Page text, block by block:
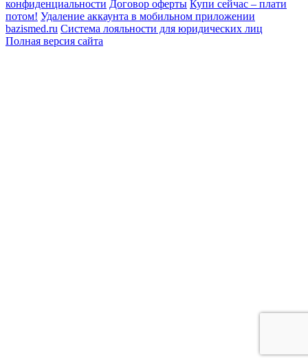
конфиденциальности Договор оферты Купи сейчас – плати
потом! Удаление аккаунта в мобильном приложении
bazismed.ru Система лояльности для юридических лиц
Полная версия сайта